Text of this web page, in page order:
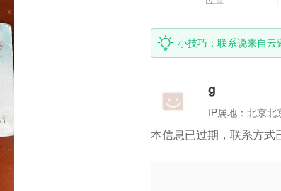
小技巧：联系说来自
g
IP属地： 北京北
本信息已过期，联系方式